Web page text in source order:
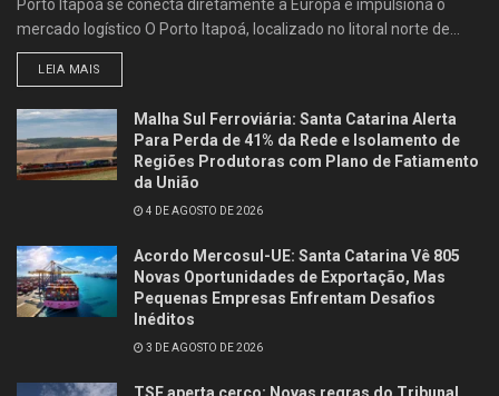
Porto Itapoá se conecta diretamente à Europa e impulsiona o
mercado logístico O Porto Itapoá, localizado no litoral norte de...
LEIA MAIS
Malha Sul Ferroviária: Santa Catarina Alerta
Para Perda de 41% da Rede e Isolamento de
Regiões Produtoras com Plano de Fatiamento
da União
4 DE AGOSTO DE 2026
Acordo Mercosul-UE: Santa Catarina Vê 805
Novas Oportunidades de Exportação, Mas
Pequenas Empresas Enfrentam Desafios
Inéditos
3 DE AGOSTO DE 2026